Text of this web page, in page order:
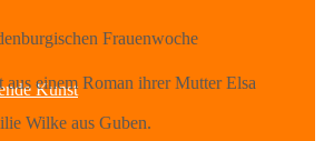
Kunst
Frauenwoche
aus einem Roman ihrer Mutter Elsa
Wilke aus Guben.